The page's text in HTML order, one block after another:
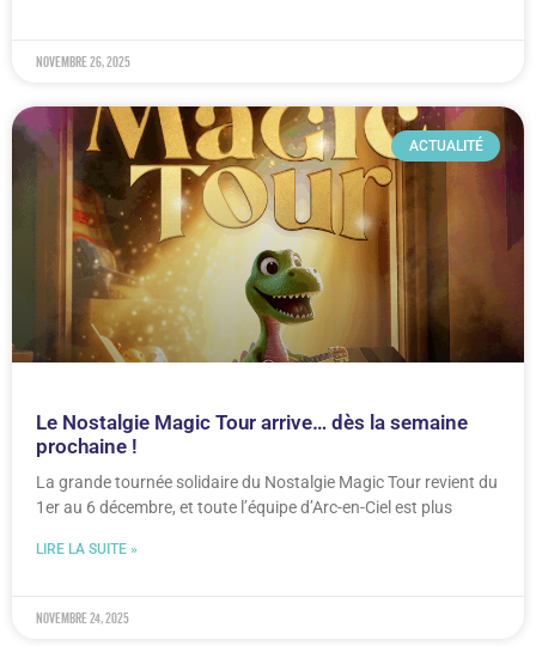
novembre 26, 2025
ACTUALITÉ
Le Nostalgie Magic Tour arrive… dès la semaine
prochaine !
La grande tournée solidaire du Nostalgie Magic Tour revient du
1er au 6 décembre, et toute l’équipe d’Arc-en-Ciel est plus
LIRE LA SUITE »
novembre 24, 2025